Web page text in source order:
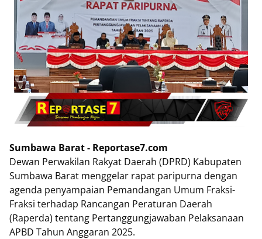
Sumbawa Barat - Reportase7.com
Dewan Perwakilan Rakyat Daerah (DPRD) Kabupaten
Sumbawa Barat menggelar rapat paripurna dengan
agenda penyampaian Pemandangan Umum Fraksi-
Fraksi terhadap Rancangan Peraturan Daerah
(Raperda) tentang Pertanggungjawaban Pelaksanaan
APBD Tahun Anggaran 2025.